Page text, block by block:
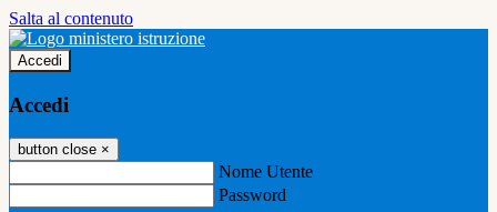
Salta al contenuto
Accedi
Accedi
button close ×
Nome Utente
Password